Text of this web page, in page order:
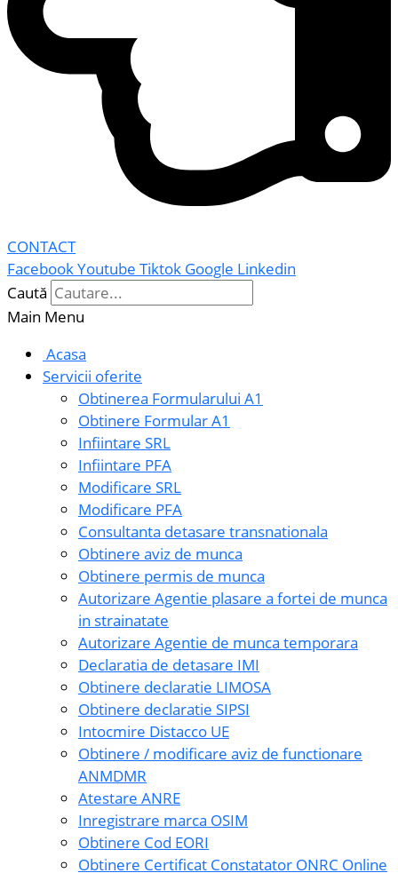
CONTACT
FacebookYoutube Tiktok Google Linkedin
Caută
Main Menu
Acasa
Servicii oferite
Obtinerea Formularului A1
Obtinere Formular A1
Infiintare SRL
Infiintare PFA
Modificare SRL
Modificare PFA
Consultanta detasare transnationala
Obtinere aviz de munca
Obtinere permis de munca
Autorizare Agentie plasare a fortei de munca
in strainatate
Autorizare Agentie de munca temporara
Declaratia de detasare IMI
Obtinere declaratie LIMOSA
Obtinere declaratie SIPSI
Intocmire Distacco UE
Obtinere / modificare aviz de functionare
ANMDMR
Atestare ANRE
Inregistrare marca OSIM
Obtinere Cod EORI
Obtinere Certificat Constatator ONRC Online